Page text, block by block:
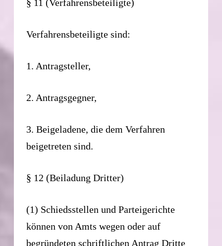
§ 11 (Verfahrensbeteiligte)
Verfahrensbeteiligte sind:
1. Antragsteller,
2. Antragsgegner,
3. Beigeladene, die dem Verfahren
beigetreten sind.
§ 12 (Beiladung Dritter)
(1) Schiedsstellen und Parteigerichte
können von Amts wegen oder auf
begründeten schriftlichen Antrag Dritte